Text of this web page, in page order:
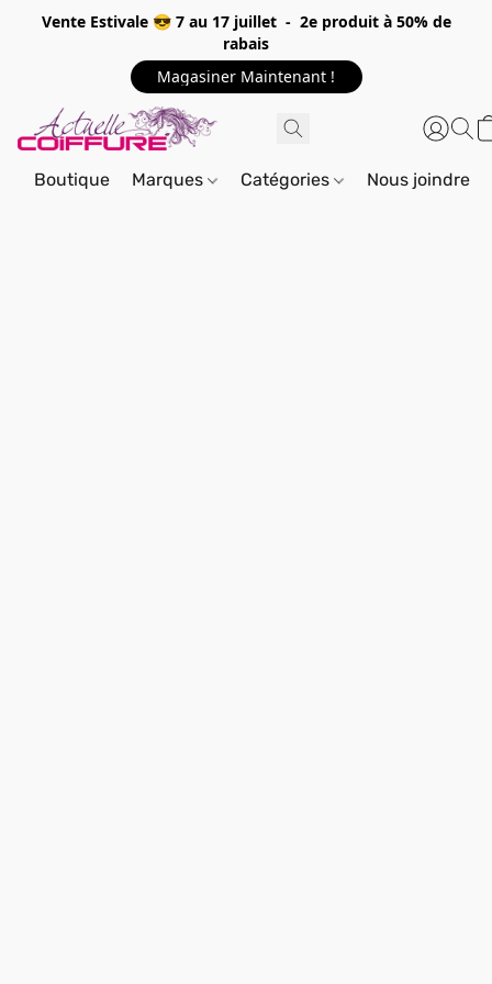
Vente Estivale 😎 7 au 17 juillet - 2e produit à 50% de
rabais
Magasiner Maintenant !
Boutique Marques Catégories Nous joindre